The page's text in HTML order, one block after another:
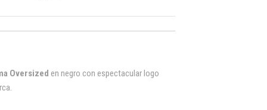
Oversized en negro con espectacular logo